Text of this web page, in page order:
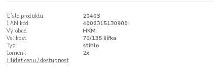
Číslo produktu:
20403
EAN kód:
4000315130900
Výrobce:
HKM
Velikost:
70/135 šířka
Typ:
stihlo
Lomení:
2x
Hlídat cenu / dostupnost